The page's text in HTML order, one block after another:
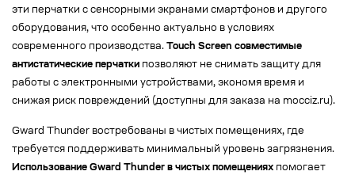
эти перчатки с сенсорными экранами смартфонов и другого
оборудования, что особенно актуально в условиях
современного производства. Touch Screen совместимые
антистатические перчатки позволяют не снимать защиту для
работы с электронными устройствами, экономя время и
снижая риск повреждений (доступны для заказа на mocciz.ru).
Gward Thunder востребованы в чистых помещениях, где
требуется поддерживать минимальный уровень загрязнения.
Использование Gward Thunder в чистых помещениях помогает